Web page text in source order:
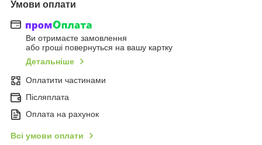
Умови оплати
Ви отримаєте замовлення
або гроші повернуться на вашу картку
Детальніше
Оплатити частинами
Післяплата
Оплата на рахунок
Всі умови оплати